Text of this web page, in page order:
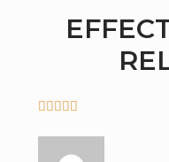
    